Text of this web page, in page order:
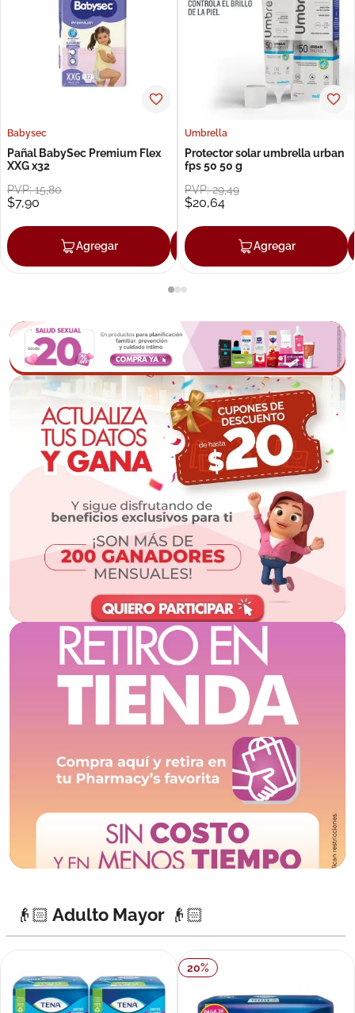
Babysec
Pañal BabySec Premium Flex
XXG x32
PVP:15,80
$7,90
Agregar Agregar
Umbrella
Protector solar umbrella urban
fps 50 50 g
PVP:29,49
$20,64
Agregar
👴🏻 Adulto Mayor 👴🏻
20%